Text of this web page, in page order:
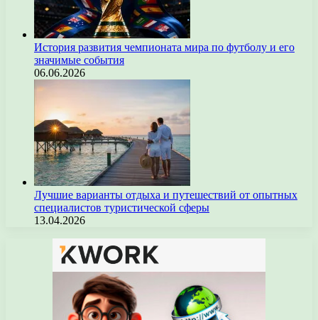
История развития чемпионата мира по футболу и его
значимые события
06.06.2026
Лучшие варианты отдыха и путешествий от опытных
специалистов туристической сферы
13.04.2026